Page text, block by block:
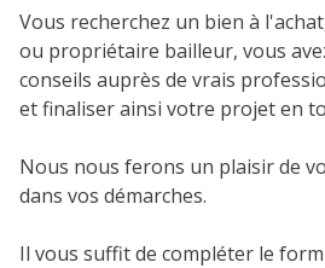
Vous recherchez un bien à
ou propriétaire bailleur, vous
conseils auprès de vrais
et finaliser ainsi votre projet en
Nous nous ferons un plaisir de
dans vos démarches.
Il vous suffit de compléter le